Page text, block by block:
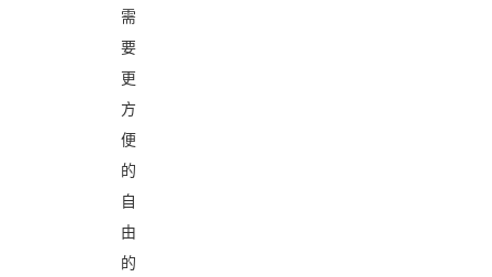
需
要
更
方
便
的
自
由
的